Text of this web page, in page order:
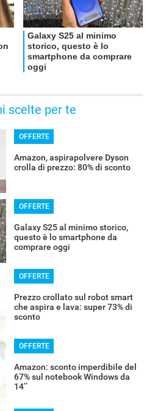
scelte per te
OFFERTE
Amazon, aspirapolvere Dyson
crolla di prezzo: 80% di sconto
OFFERTE
Galaxy S25 al minimo storico,
questo è lo smartphone da
comprare oggi
OFFERTE
Prezzo crollato sul robot smart
che aspira e lava: super 73% di
sconto
OFFERTE
Amazon: sconto imperdibile del
67% sul notebook Windows da
14’’